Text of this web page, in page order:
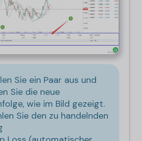
Sie ein Paar aus und
Sie die neue
wie im Bild gezeigt.
Sie den zu handelnden